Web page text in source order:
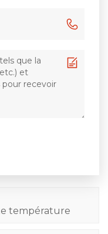
température